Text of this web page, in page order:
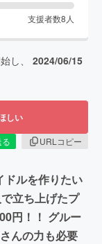
支援者数8 人
し、 2024/06/15
しい
URLコピー
ドルを作りたい
立ち上げたプ
円！！ グルー
んの力も必要